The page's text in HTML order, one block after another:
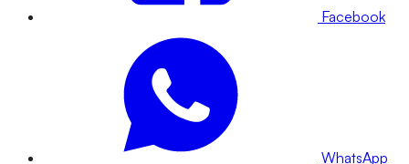
Facebook
WhatsApp